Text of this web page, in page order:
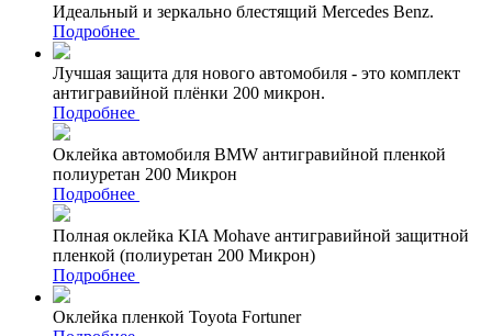
Идеальный и зеркально блестящий Mercedes Benz.
Подробнее
Лучшая защита для нового автомобиля - это комплект
антигравийной плёнки 200 микрон.
Подробнее
Оклейка автомобиля BMW антигравийной пленкой
полиуретан 200 Микрон
Подробнее
Полная оклейка KIA Mohave антигравийной защитной
пленкой (полиуретан 200 Микрон)
Подробнее
Оклейка пленкой Toyota Fortuner